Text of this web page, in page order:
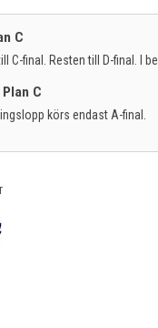
C
final. Resten till D-final. I
C
körs endast A-final.